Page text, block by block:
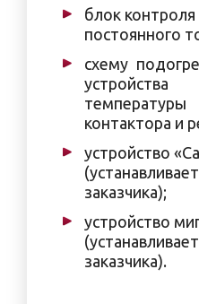
блок
постоянного
схему
контактора и
устройство
заказчика);
устройство
заказчика).